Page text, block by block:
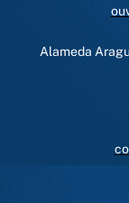
Alameda